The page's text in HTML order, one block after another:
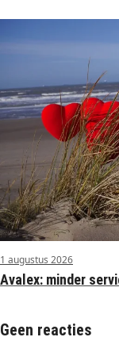
1 augustus 2026
Avalex: minder
Geen reacties